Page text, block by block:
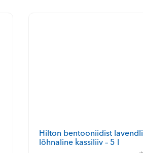
Hilton bentooniidist lavendli
lõhnaline kassiliiv – 5 l